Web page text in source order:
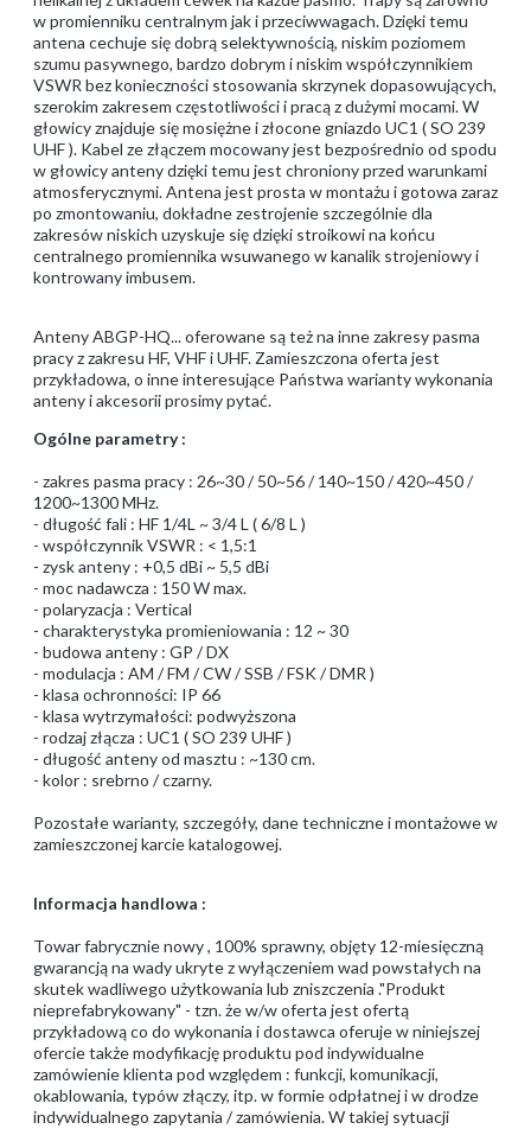
w promienniku centralnym jak i przeciwwagach. Dzięki temu
antena cechuje się dobrą selektywnością, niskim poziomem
szumu pasywnego, bardzo dobrym i niskim współczynnikiem
VSWR bez konieczności stosowania skrzynek dopasowujących,
szerokim zakresem częstotliwości i pracą z dużymi mocami. W
głowicy znajduje się mosiężne i złocone gniazdo UC1 ( SO 239
UHF ). Kabel ze złączem mocowany jest bezpośrednio od spodu
w głowicy anteny dzięki temu jest chroniony przed warunkami
atmosferycznymi. Antena jest prosta w montażu i gotowa zaraz
po zmontowaniu, dokładne zestrojenie szczególnie dla
zakresów niskich uzyskuje się dzięki stroikowi na końcu
centralnego promiennika wsuwanego w kanalik strojeniowy i
kontrowany imbusem.
Anteny ABGP-HQ... oferowane są też na inne zakresy pasma
pracy z zakresu HF, VHF i UHF. Zamieszczona oferta jest
przykładowa, o inne interesujące Państwa warianty wykonania
anteny i akcesorii prosimy pytać.
Ogólne parametry :
- zakres pasma pracy : 26~30 / 50~56 / 140~150 / 420~450 /
1200~1300 MHz.
- długość fali : HF 1/4L ~ 3/4 L ( 6/8 L )
- współczynnik VSWR : < 1,5:1
- zysk anteny : +0,5 dBi ~ 5,5 dBi
- moc nadawcza : 150 W max.
- polaryzacja : Vertical
- charakterystyka promieniowania : 12 ~ 30
- budowa anteny : GP / DX
- modulacja : AM / FM / CW / SSB / FSK / DMR )
- klasa ochronności: IP 66
- klasa wytrzymałości: podwyższona
- rodzaj złącza : UC1 ( SO 239 UHF )
- długość anteny od masztu : ~130 cm.
- kolor : srebrno / czarny.
Pozostałe warianty, szczegóły, dane techniczne i montażowe w
zamieszczonej karcie katalogowej.
Informacja handlowa :
Towar fabrycznie nowy , 100% sprawny, objęty 12-miesięczną
gwarancją na wady ukryte z wyłączeniem wad powstałych na
skutek wadliwego użytkowania lub zniszczenia ."Produkt
nieprefabrykowany" - tzn. że w/w oferta jest ofertą
przykładową co do wykonania i dostawca oferuje w niniejszej
ofercie także modyfikację produktu pod indywidualne
zamówienie klienta pod względem : funkcji, komunikacji,
okablowania, typów złączy, itp. w formie odpłatnej i w drodze
indywidualnego zapytania / zamówienia. W takiej sytuacji